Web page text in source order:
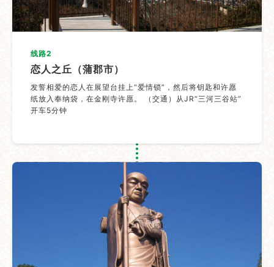
线路2
恋人之丘（蒲郡市）
发誓相爱的恋人在展望台挂上“爱情锁”，然后将钥匙和许愿
纸放入奉纳袋，在金刚寺许愿。 （交通）从JR“三河三谷站”
开车5分钟